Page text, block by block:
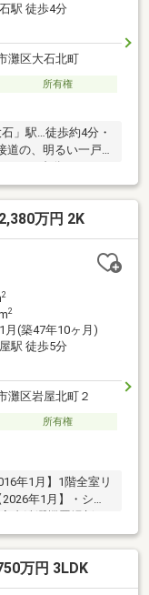
駅 徒歩4分
灘区大石北町
所有権
」駅…徒歩約4分・
道の、明るい一戸
ース1台分あり！
くい2階リビング。
っかり確保できる
り過ごせます！■
＞・市立西郷小学
おいしこども園…
徒歩4分
万円 2K
2
2
月(築47年10ヶ月)
駅 徒歩5分
灘区岩屋北町２
所有権
年1月】1階全室リ
年1月】・シャ
ト―☆西国道路沿
☆トイレに手洗い
スピーカー付き
舗や事務所をご検
万円 3LDK